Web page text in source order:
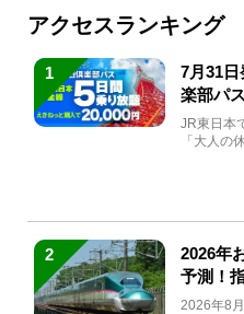
アクセスランキング
1
7月31
楽部パ
JR東日本
「大人の
2
2026年
予測！
急券も
2026年8